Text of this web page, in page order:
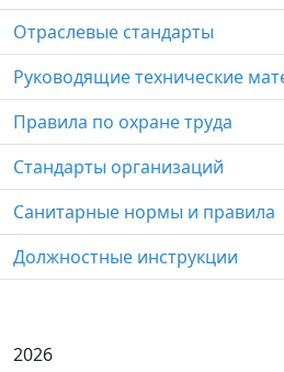
Отраслевые стандарты
Руководящие технические
Правила по охране труда
Стандарты организаций
Санитарные нормы и правила
Должностные инструкции
2026